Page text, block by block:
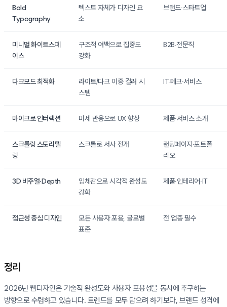
Bold
Typography
텍스트 자체가 디자인 요
소
브랜드·스타트업
미니멀 화이트스페
이스
구조적 여백으로 집중도
강화
B2B·전문직
다크모드 최적화
라이트/다크 이중 컬러 시
스템
IT·테크·서비스
마이크로 인터랙션 미세 반응으로 UX 향상 제품·서비스 소개
스크롤링 스토리텔
링
스크롤로 서사 전개
랜딩페이지·포트폴
리오
3D 비주얼·Depth
입체감으로 시각적 완성도
강화
제품·인테리어·IT
접근성 중심 디자인
모든 사용자 포용, 글로벌
표준
전 업종 필수
정리
2026년 웹디자인은 기술적 완성도와 사용자 포용성을 동시에 추구하는
방향으로 수렴하고 있습니다. 트렌드를 모두 담으려 하기보다, 브랜드 성격에